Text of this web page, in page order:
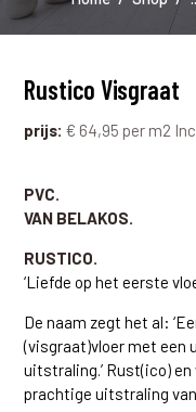
TAPIJT
OVERIGE
DIENSTEN
Rustico Visgraat
prijs: € 64,95 per m2
PVC.
VAN BELAKOS.
RUSTICO.
‘Liefde op het eerste
De naam zegt het al:
(visgraat)vloer met een
uitstraling.’ Rust(ico)
prachtige uitstraling